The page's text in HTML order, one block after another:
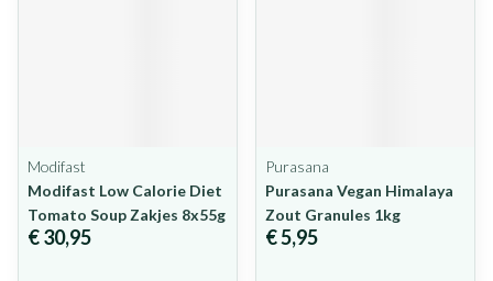
Modifast
Modifast Low Calorie Diet
Tomato Soup Zakjes 8x55g
€ 30,95
Purasana
Purasana Vegan Himalaya
Zout Granules 1kg
€ 5,95